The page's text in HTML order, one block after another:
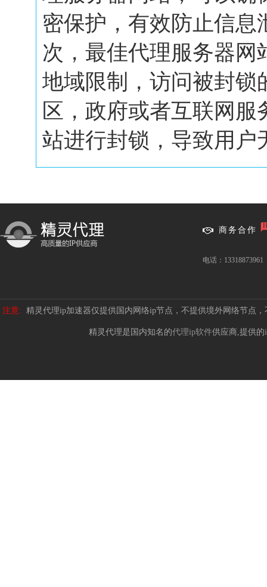
密保护，有效防止信
次，最佳代理服务器
地域限制，访问被封锁
区，政府或者互联网
站进行封锁，导致用户
商务合作
电话：13318873961
注意: 精灵代理ip加速器仅提供国内网络ip节点，不提供境外网络节点
精灵代理是国内知名的代理ip软件供应商,提供的